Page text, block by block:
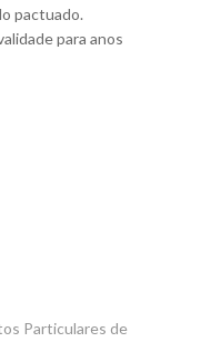
pactuado.
para anos
Particulares de